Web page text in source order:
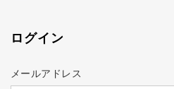
ログイン
メールアドレス